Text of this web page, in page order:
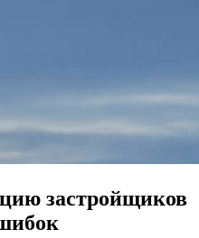
застройщиков